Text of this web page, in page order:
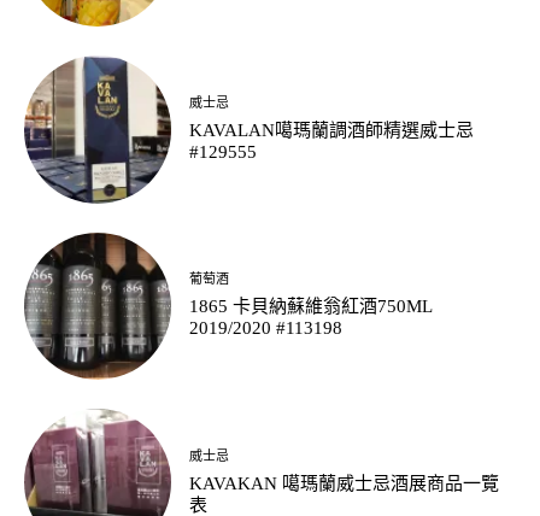
威士忌
KAVALAN噶瑪蘭調酒師精選威士忌
#129555
葡萄酒
1865 卡貝納蘇維翁紅酒750ML
2019/2020 #113198
威士忌
KAVAKAN 噶瑪蘭威士忌酒展商品一覽
表